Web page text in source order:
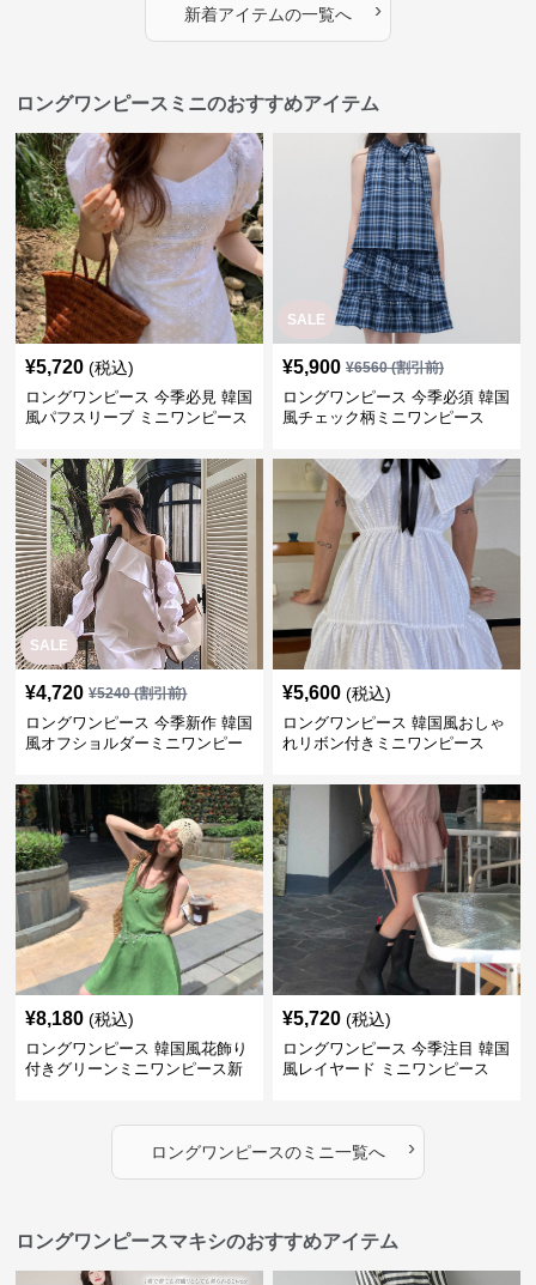
新着アイテムの一覧へ ›
ロングワンピースミニのおすすめアイテム
¥5,720 (税込)
ロングワンピース 今季必見 韓国
風パフスリーブ ミニワンピース
SALE
¥5,900 ¥6560(割引前)
ロングワンピース 今季必須 韓国
風チェック柄ミニワンピース
SALE
¥4,720 ¥5240(割引前)
ロングワンピース 今季新作 韓国
風オフショルダーミニワンピー
¥5,600 (税込)
ロングワンピース 韓国風おしゃ
れリボン付きミニワンピース
¥8,180 (税込)
ロングワンピース 韓国風花飾り
付きグリーンミニワンピース新
¥5,720 (税込)
ロングワンピース 今季注目 韓国
風レイヤード ミニワンピース
ロングワンピースのミニ一覧へ ›
ロングワンピースマキシのおすすめアイテム